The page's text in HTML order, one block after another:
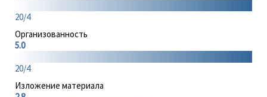
20/4
Организованность
5.0
20/4
Изложение материала